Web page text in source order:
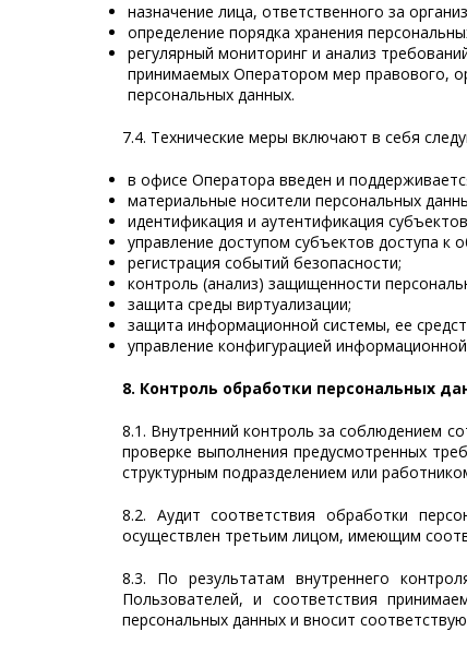
назначение лица, ответственного за
определение порядка хранения
регулярный мониторинг и анализ
принимаемых Оператором мер правового,
персональных данных.
7.4. Технические меры включают в себя
в офисе Оператора введен и
материальные носители персональных
идентификация и аутентификация
управление доступом субъектов доступа к
регистрация событий безопасности;
контроль (анализ) защищенности
защита среды виртуализации;
защита информационной системы, ее
управление конфигурацией
8. Контроль обработки персональных
8.1. Внутренний контроль за соблюдением
проверке выполнения предусмотренных
структурным подразделением или
8.2. Аудит соответствия обработки
осуществлен третьим лицом, имеющим
8.3. По результатам внутреннего
Пользователей, и соответствия
персональных данных и вносит